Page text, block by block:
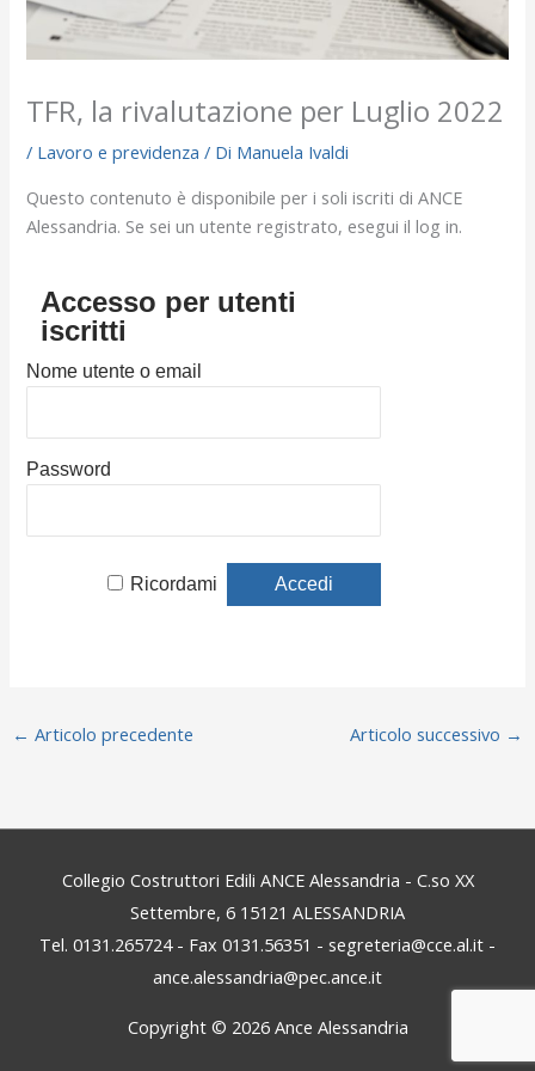
TFR, la rivalutazione per Luglio 2022
/ Lavoro e previdenza / Di Manuela Ivaldi
Questo contenuto è disponibile per i soli iscriti di ANCE
Alessandria. Se sei un utente registrato, esegui il log in.
Accesso per utenti
iscritti
Nome utente o email
Password
Ricordami
← Articolo precedente Articolo successivo →
Collegio Costruttori Edili ANCE Alessandria - C.so XX
Settembre, 6 15121 ALESSANDRIA
Tel. 0131.265724 - Fax 0131.56351 - segreteria@cce.al.it -
ance.alessandria@pec.ance.it
Copyright © 2026 Ance Alessandria